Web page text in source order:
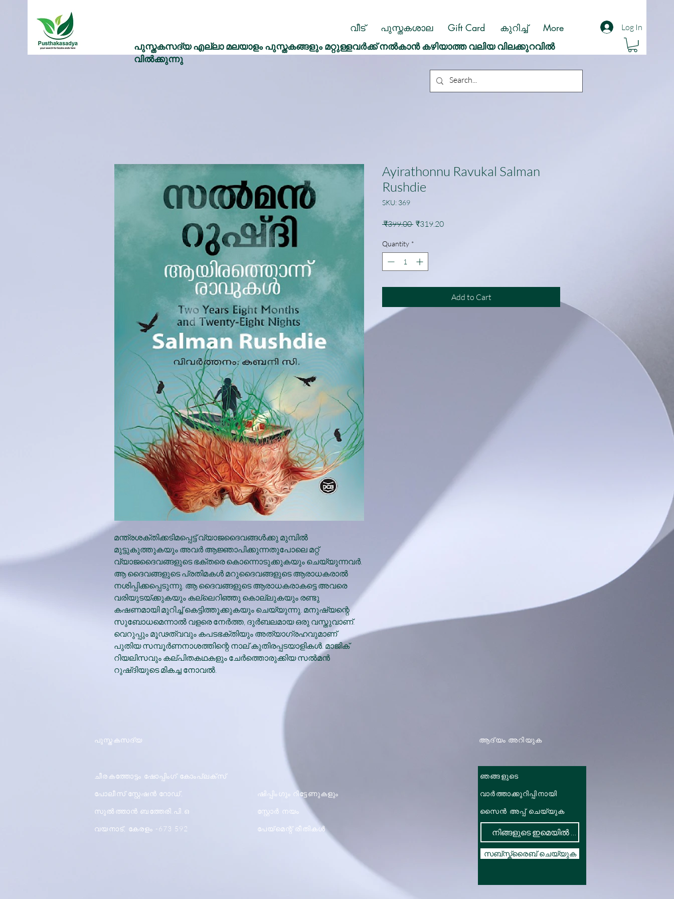
വീട് പുസ്തകശാല Gift Card കുറിച്ച് More Log In
പുസ്തകസദ്യ എല്ലാ മലയാളം പുസ്തകങ്ങളും മറ്റുള്ളവർക്ക് നൽകാൻ കഴിയാത്ത വലിയ വിലക്കുറവിൽ
വിൽക്കുന്നു
മന്ത്രശക്തിക്കടിമപ്പെട്ട് വ്യാജദൈവങ്ങൾക്കു മുമ്പിൽ
മുട്ടുകുത്തുകയും അവർ ആജ്ഞാപിക്കുന്നതുപോലെ മറ്റ്
വ്യാജദൈവങ്ങളുടെ ഭക്തരെ കൊന്നൊടുക്കുകയും ചെയ്യുന്നവർ.
ആ ദൈവങ്ങളുടെ പ്രതിമകൾ മറുദൈവങ്ങളുടെ ആരാധകരാൽ
നശിപ്പിക്കപ്പെടുന്നു. ആ ദൈവങ്ങളുടെ ആരാധകരാകട്ടെ അവരെ
വരിയുടയ്ക്കുകയും കല്ലെറിഞ്ഞു കൊല്ലുകയും രണ്ടു
കഷണമായി മുറിച്ച് കെട്ടിത്തൂക്കുകയും ചെയ്യുന്നു. മനുഷ്യന്റെ
സുബോധമെന്നാൽ വളരെ നേർത്ത, ദുർബലമായ ഒരു വസ്തുവാണ്.
വെറുപ്പും മൂഢത്വവും കപടഭക്തിയും അത്യാഗ്രഹവുമാണ്
പുതിയ സമ്പൂർണനാശത്തിന്റെ നാല് കുതിരപ്പടയാളികൾ. മാജിക്
റിയലിസവും കല്പിതകഥകളും ചേർത്തൊരുക്കിയ സൽമൻ
റുഷ്ദിയുടെ മികച്ച നോവൽ.
Ayirathonnu Ravukal Salman
Rushdie
SKU: 369
₹399.00 Regular
₹319.20Sale
Quantity *
Add to Cart
പുസ്തകസദ്യ
ചീരകത്തോട്ടം ഷോപ്പിംഗ് കോംപ്ലക്സ്
പോലീസ് സ്റ്റേഷൻ റോഡ്,
സുൽത്താൻ ബത്തേരി.പി.ഒ
വയനാട്, കേരളം -673 592
ഷിപ്പിംഗും റിട്ടേണുകളും
സ്റ്റോർ നയം
പേയ്മെന്റ് രീതികൾ
ആദ്യം അറിയുക
ഞങ്ങളുടെ
വാർത്താക്കുറിപ്പിനായി
സൈൻ അപ്പ് ചെയ്യുക
സബ്സ്ക്രൈബ് ചെയ്യുക